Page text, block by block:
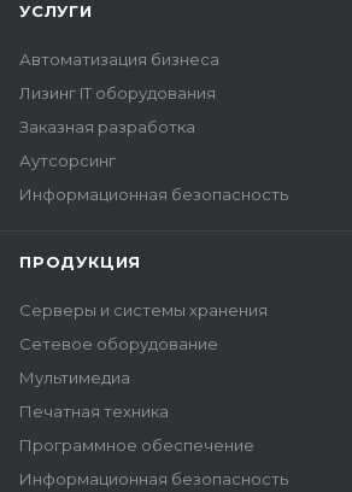
УСЛУГИ
Автоматизация бизнеса
Лизинг IT оборудования
Заказная разработка
Аутсорсинг
Информационная безопасность
ПРОДУКЦИЯ
Серверы и системы хранения
Сетевое оборудование
Мультимедиа
Печатная техника
Программное обеспечение
Информационная безопасность